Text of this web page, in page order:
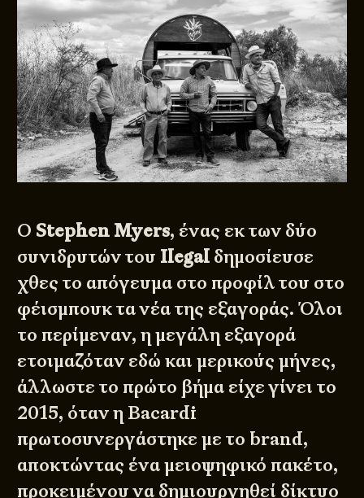
Ο Stephen Myers, ένας εκ των δύο
συνιδρυτών του Ilegal δημοσίευσε
χθες το απόγευμα στο προφίλ του στο
φέισμπουκ τα νέα της εξαγοράς. Όλοι
το περίμεναν, η μεγάλη εξαγορά
ετοιμαζόταν εδώ και μερικούς μήνες,
άλλωστε το πρώτο βήμα είχε γίνει το
2015, όταν η Bacardi
πρωτοσυνεργάστηκε με το brand,
αποκτώντας ένα μειοψηφικό πακέτο,
προκειμένου να δημιουργηθεί δίκτυο